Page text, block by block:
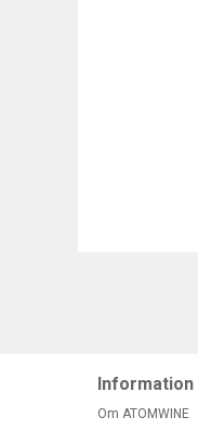
Information
Om ATOMWINE